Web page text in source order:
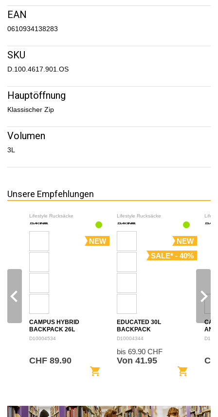
EAN
0610934138283
SKU
D.100.4617.901.OS
Hauptöffnung
Klassischer Zip
Volumen
3L
Unsere Empfehlungen
Lifestyle Rucksäcke
NEW
CAMPUS HYBRID
BACKPACK 26L
D10004534
CHF 89.90
shopping_cart
Lifestyle Rucksäcke
NEW
SALE* - 40%
EDUCATED 30L
BACKPACK
D10004344
bis 69.90 CHF
Von 41.95
shopping_cart
navigate_before navigate_next